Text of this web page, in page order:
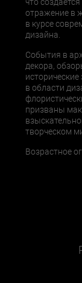
отражение в
в курсе
дизайна.
События в
декора,
в области
призваны
творческом
Возрастное